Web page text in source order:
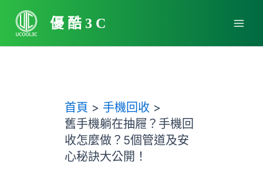
要
優酷3C
首頁
手機回收
舊手機躺在抽屜？手機回
收怎麼做？5個管道及安
心秘訣大公開！